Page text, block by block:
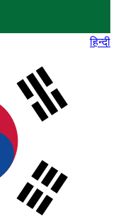
हिन्दी